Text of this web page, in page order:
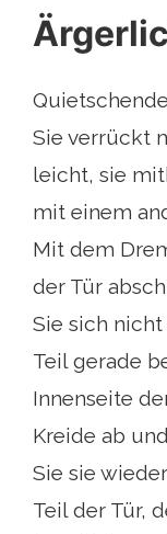
Sie verrückt
leicht, sie
mit einem
Mit dem
der Tür
Sie sich
Teil gerade
Innenseite
Kreide ab
Sie sie
Teil der Tür,